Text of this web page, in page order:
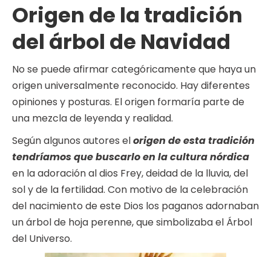
Origen de la tradición
del árbol de Navidad
No se puede afirmar categóricamente que haya un
origen universalmente reconocido. Hay diferentes
opiniones y posturas. El origen formaría parte de
una mezcla de leyenda y realidad.
Según algunos autores elorigen de esta tradición
tendríamos que buscarlo en la cultura nórdica
en la adoración al dios Frey, deidad de la lluvia, del
sol y de la fertilidad. Con motivo de la celebración
del nacimiento de este Dios los paganos adornaban
un árbol de hoja perenne, que simbolizaba el Árbol
del Universo.